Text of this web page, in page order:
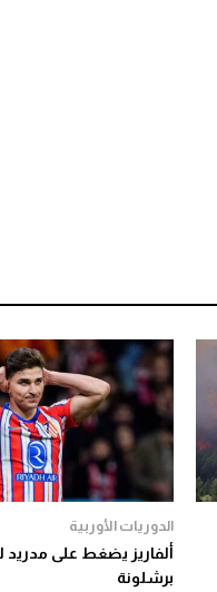
الدوريات الأوربية
ألفاريز يضغط على مدريد
برشلونة